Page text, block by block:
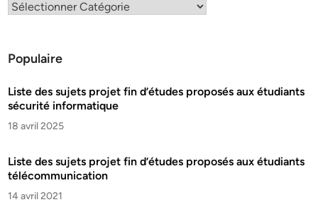
Populaire
Liste des sujets projet fin d’études proposés aux étudiants
sécurité informatique
18 avril 2025
Liste des sujets projet fin d’études proposés aux étudiants
télécommunication
14 avril 2021